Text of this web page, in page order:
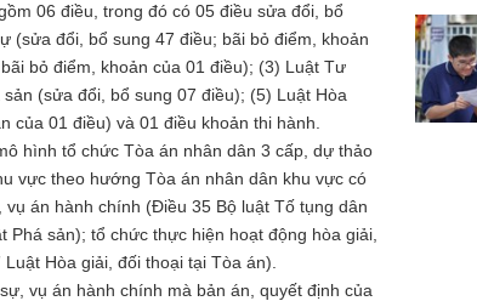
06 điều, trong đó có 05 điều sửa đổi, bổ
(sửa đổi, bổ sung 47 điều; bãi bỏ điểm, khoản
bỏ điểm, khoản của 01 điều); (3) Luật Tư
(sửa đổi, bổ sung 07 điều); (5) Luật Hòa
của 01 điều) và 01 điều khoản thi hành.
hình tổ chức Tòa án nhân dân 3 cấp, dự thảo
vực theo hướng Tòa án nhân dân khu vực có
án hành chính (Điều 35 Bộ luật Tố tụng dân
sản); tổ chức thực hiện hoạt động hòa giải,
Hòa giải, đối thoại tại Tòa án).
vụ án hành chính mà bản án, quyết định của